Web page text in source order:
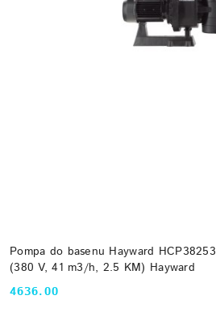
Pompa do basenu Hayward
(380 V, 41 m3/h, 2.5 KM) Hayward
Cena:
4636.00